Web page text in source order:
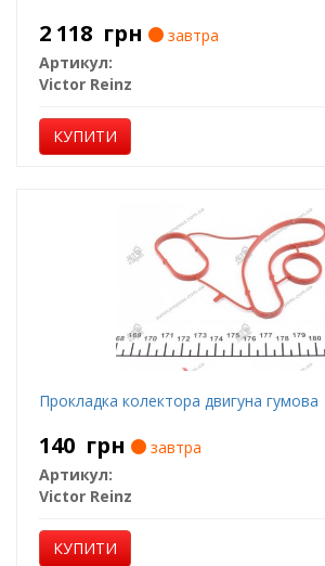
2 118 грн
завтра
Артикул:
Victor Reinz
КУПИТИ
Прокладка колектора двигуна гумова
140 грн
завтра
Артикул:
Victor Reinz
КУПИТИ